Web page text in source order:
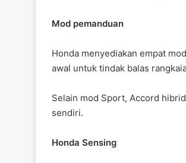
Mod pemanduan
Honda menyediakan empat
awal untuk tindak balas
Selain mod Sport, Accord
sendiri.
Honda Sensing